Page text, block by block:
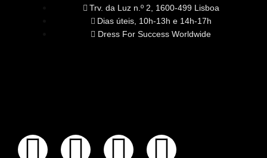
Trv. da Luz n.º 2, 1600-499 Lisboa
Dias úteis, 10h-13h e 14h-17h
Dress For Success Worldwide